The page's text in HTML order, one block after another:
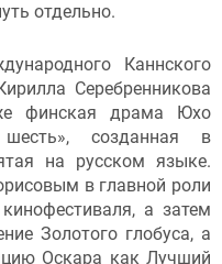
отдельно.
Каннского
Серебренникова
финская драма Юхо
созданная в
на русском языке.
в главной роли
а затем
Золотого глобуса, а
Оскара как Лучший